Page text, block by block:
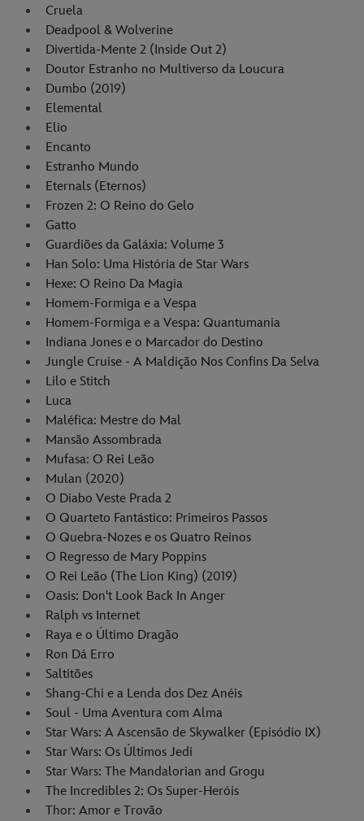
Cruela
Deadpool & Wolverine
Divertida-Mente 2 (Inside Out 2)
Doutor Estranho no Multiverso da Loucura
Dumbo (2019)
Elemental
Elio
Encanto
Estranho Mundo
Eternals (Eternos)
Frozen 2: O Reino do Gelo
Gatto
Guardiões da Galáxia: Volume 3
Han Solo: Uma História de Star Wars
Hexe: O Reino Da Magia
Homem-Formiga e a Vespa
Homem-Formiga e a Vespa: Quantumania
Indiana Jones e o Marcador do Destino
Jungle Cruise - A Maldição Nos Confins Da Selva
Lilo e Stitch
Luca
Maléfica: Mestre do Mal
Mansão Assombrada
Mufasa: O Rei Leão
Mulan (2020)
O Diabo Veste Prada 2
O Quarteto Fantástico: Primeiros Passos
O Quebra-Nozes e os Quatro Reinos
O Regresso de Mary Poppins
O Rei Leão (The Lion King) (2019)
Oasis: Don't Look Back In Anger
Ralph vs Internet
Raya e o Último Dragão
Ron Dá Erro
Saltitões
Shang-Chi e a Lenda dos Dez Anéis
Soul - Uma Aventura com Alma
Star Wars: A Ascensão de Skywalker (Episódio IX)
Star Wars: Os Últimos Jedi
Star Wars: The Mandalorian and Grogu
The Incredibles 2: Os Super-Heróis
Thor: Amor e Trovão